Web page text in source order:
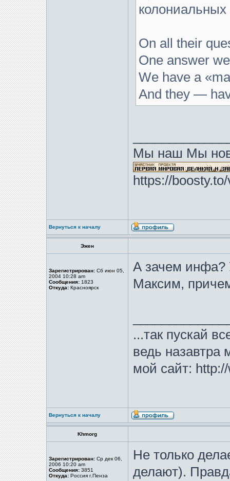
On all their
One answer
We have a
And they —
Мы наш Мы
https://
Вернуться к началу
Эжен
Зарегистрирован: Сб июн 05,
2004 10:28 am
Сообщения: 1823
Откуда: Красноярск
А зачем инфа?
Максим,
...так пускай
ведь назавтра
мой сайт:
Вернуться к началу
Khmorg
Зарегистрирован: Ср дек 06,
2006 10:20 am
Сообщения: 3851
Откуда: Россия г.Пенза
Не только
делают).